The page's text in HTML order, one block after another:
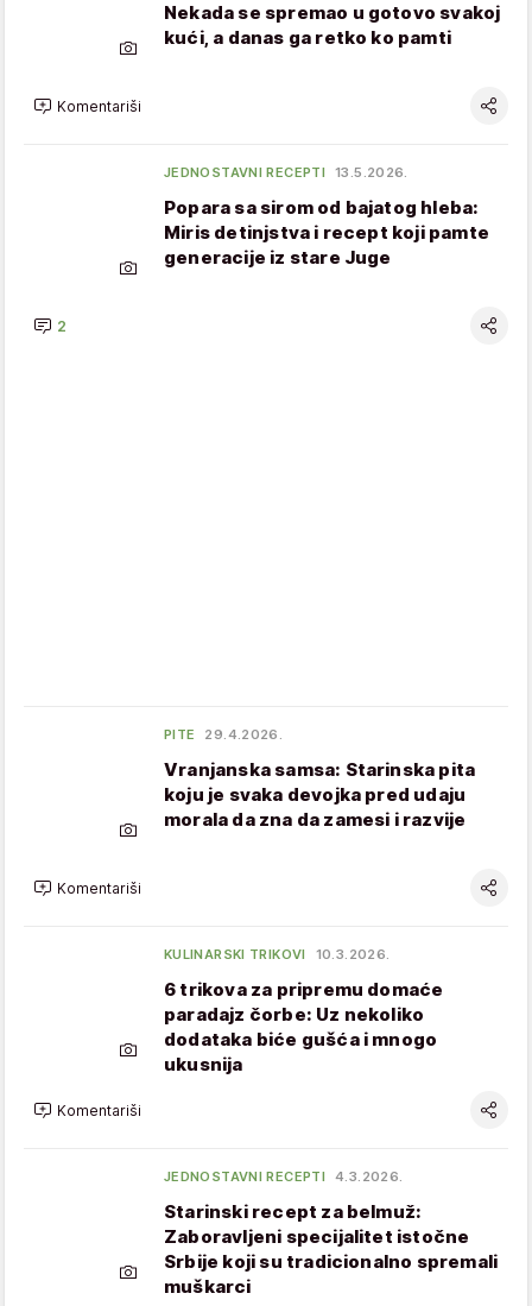
Nekada se spremao u gotovo svakoj
kući, a danas ga retko ko pamti
Komentariši
JEDNOSTAVNI RECEPTI 13.5.2026.
Popara sa sirom od bajatog hleba:
Miris detinjstva i recept koji pamte
generacije iz stare Juge
2
PITE 29.4.2026.
Vranjanska samsa: Starinska pita
koju je svaka devojka pred udaju
morala da zna da zamesi i razvije
Komentariši
KULINARSKI TRIKOVI 10.3.2026.
6 trikova za pripremu domaće
paradajz čorbe: Uz nekoliko
dodataka biće gušća i mnogo
ukusnija
Komentariši
JEDNOSTAVNI RECEPTI 4.3.2026.
Starinski recept za belmuž:
Zaboravljeni specijalitet istočne
Srbije koji su tradicionalno spremali
muškarci